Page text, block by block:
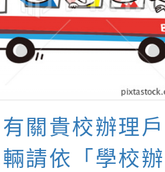
關貴校辦理
請依「學校